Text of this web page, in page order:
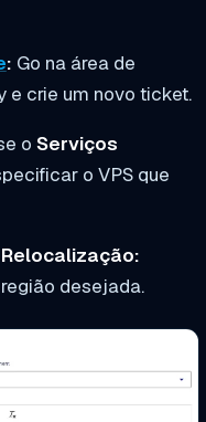
: Go na área de
e crie um novo ticket.
o Serviços
o VPS que
desejada.